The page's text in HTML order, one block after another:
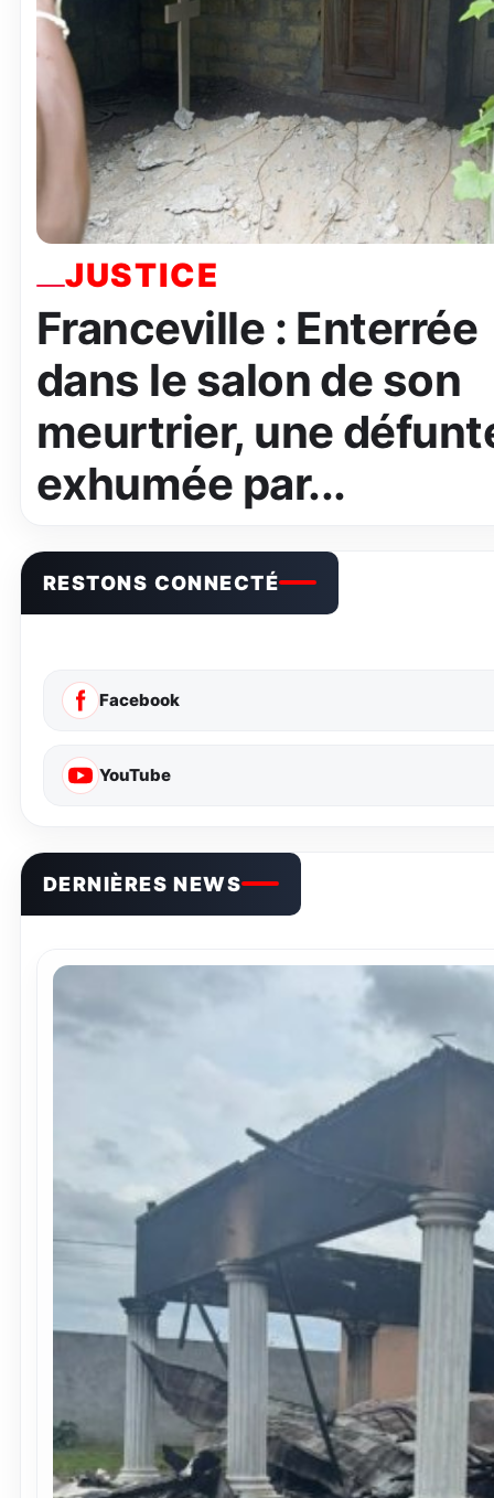
JUSTICE
Franceville : Enterrée
dans le salon de son
meurtrier, une
exhumée par...
RESTONS CONNECTÉ
Facebook
YouTube
DERNIÈRES NEWS